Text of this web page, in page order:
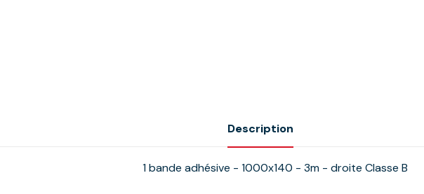
Description
1 bande adhésive - 1000x140 - 3m - droite Classe B